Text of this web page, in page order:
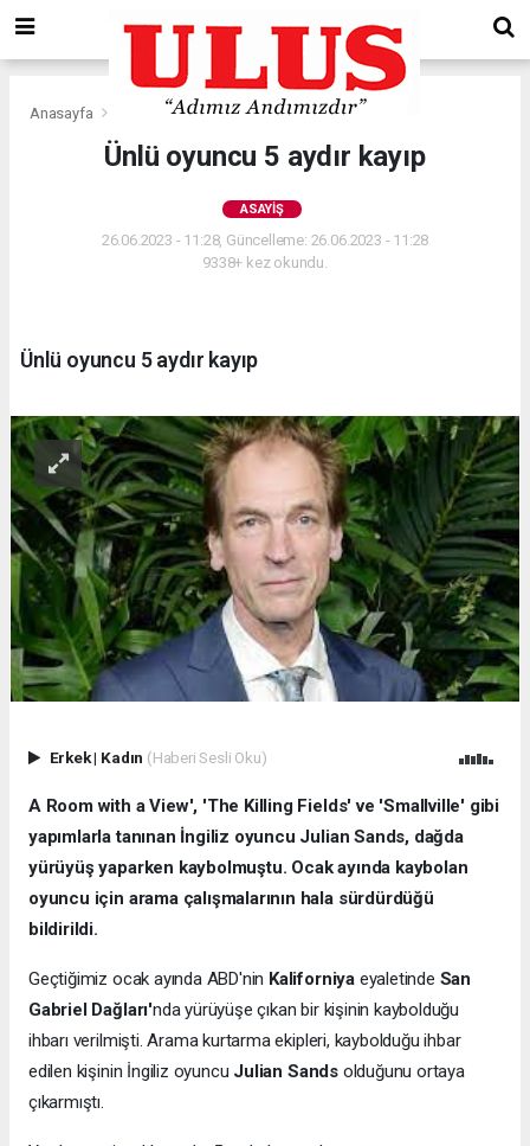
Anasayfa
Ünlü oyuncu 5 aydır kayıp
ASAYIŞ
26.06.2023 - 11:28, Güncelleme: 26.06.2023 - 11:28
9338+ kez okundu.
Ünlü oyuncu 5 aydır kayıp
Erkek| Kadın (Haberi Sesli Oku)
A Room with a View', 'The Killing Fields' ve 'Smallville' gibi
yapımlarla tanınan İngiliz oyuncu Julian Sands, dağda
yürüyüş yaparken kaybolmuştu. Ocak ayında kaybolan
oyuncu için arama çalışmalarının hala sürdürdüğü
bildirildi.
Geçtiğimiz ocak ayında ABD'nin Kaliforniyaeyaletinde San
Gabriel Dağları'nda yürüyüşe çıkan bir kişinin kaybolduğu
ihbarı verilmişti. Arama kurtarma ekipleri, kaybolduğu ihbar
edilen kişinin İngiliz oyuncu Julian Sandsolduğunu ortaya
çıkarmıştı.